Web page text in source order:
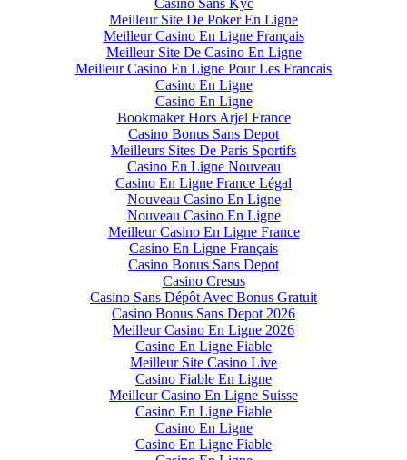
Casino Sans Kyc
Meilleur Site De Poker En Ligne
Meilleur Casino En Ligne Français
Meilleur Site De Casino En Ligne
Meilleur Casino En Ligne Pour Les Francais
Casino En Ligne
Casino En Ligne
Bookmaker Hors Arjel France
Casino Bonus Sans Depot
Meilleurs Sites De Paris Sportifs
Casino En Ligne Nouveau
Casino En Ligne France Légal
Nouveau Casino En Ligne
Nouveau Casino En Ligne
Meilleur Casino En Ligne France
Casino En Ligne Français
Casino Bonus Sans Depot
Casino Cresus
Casino Sans Dépôt Avec Bonus Gratuit
Casino Bonus Sans Depot 2026
Meilleur Casino En Ligne 2026
Casino En Ligne Fiable
Meilleur Site Casino Live
Casino Fiable En Ligne
Meilleur Casino En Ligne Suisse
Casino En Ligne Fiable
Casino En Ligne
Casino En Ligne Fiable